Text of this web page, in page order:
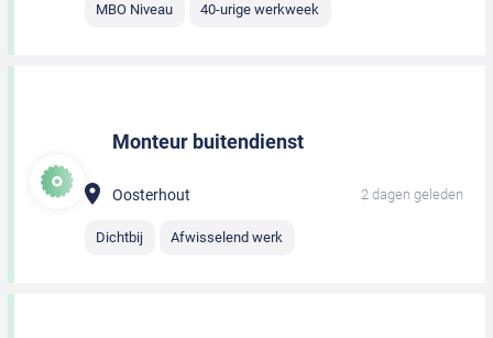
MBO Niveau 40-urige werkweek
Monteur buitendienst
Oosterhout 2 dagen geleden
Dichtbij Afwisselend werk